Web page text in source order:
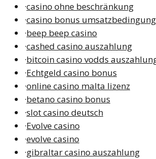
·casino ohne beschränkung
·casino bonus
·beep beep casino
·cashed casino auszahlung
·bitcoin casino vodds
·Echtgeld casino bonus
·online casino malta lizenz
·betano casino bonus
·slot casino deutsch
·Evolve casino
·evolve casino
·gibraltar casino auszahlung